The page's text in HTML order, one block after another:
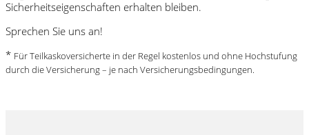
Sicherheitseigenschaften erhalten bleiben.
Sprechen Sie uns an!
* Für Teilkaskoversicherte in der Regel kostenlos und ohne Hochstufung
durch die Versicherung – je nach Versicherungsbedingungen.